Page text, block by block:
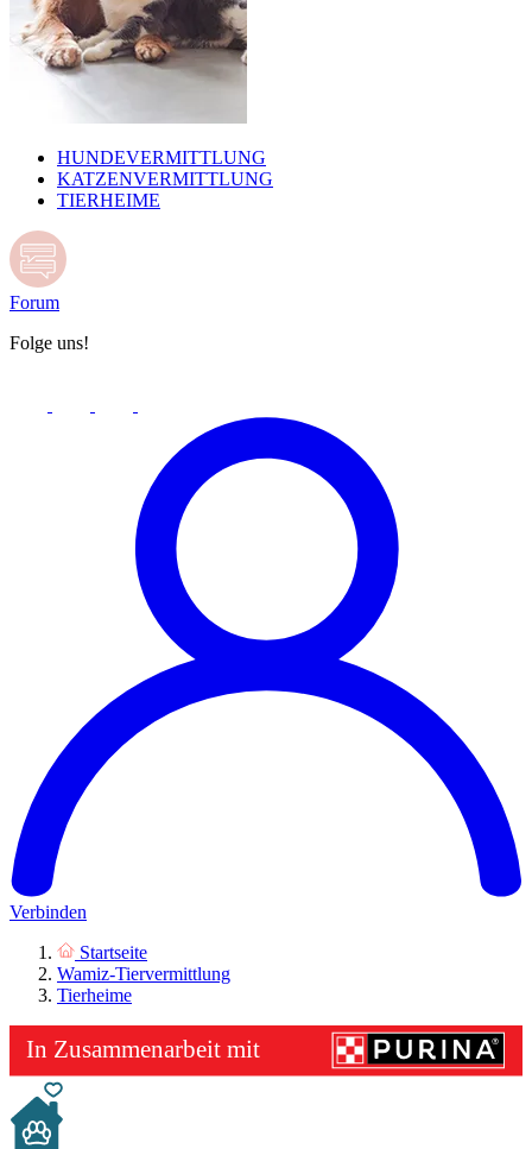
HUNDEVERMITTLUNG
KATZENVERMITTLUNG
TIERHEIME
Forum
Folge uns!
Verbinden
Startseite
Wamiz-Tiervermittlung
Tierheime